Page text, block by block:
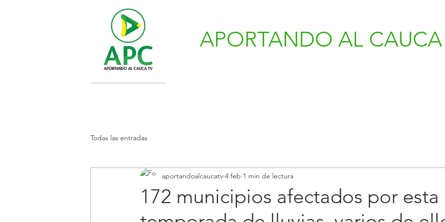
APORTANDO AL CAUCA
Todas las entradas
172 municipios afectados por esta
aportandoalcaucatv 4 feb 1 min de lectura